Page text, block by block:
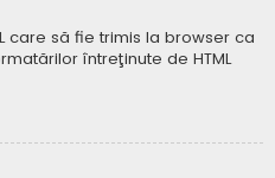
care să fie trimis la browser ca
întreţinute de HTML